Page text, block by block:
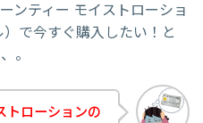
ンティー モイストローショ
で今すぐ購入したい！と
。
トローションの